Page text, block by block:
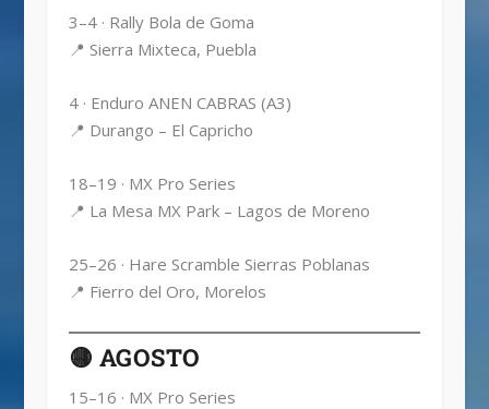
3–4 · Rally Bola de Goma
📍 Sierra Mixteca, Puebla
4 · Enduro ANEN CABRAS (A3)
📍 Durango – El Capricho
18–19 · MX Pro Series
📍 La Mesa MX Park – Lagos de Moreno
25–26 · Hare Scramble Sierras Poblanas
📍 Fierro del Oro, Morelos
🟡 AGOSTO
15–16 · MX Pro Series